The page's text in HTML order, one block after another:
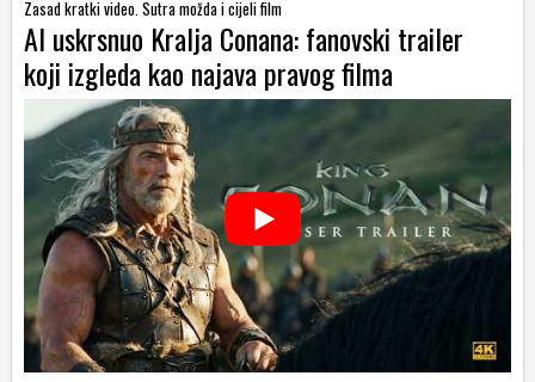
Zasad kratki video. Sutra možda i cijeli film
AI uskrsnuo Kralja Conana: fanovski trailer
koji izgleda kao najava pravog filma